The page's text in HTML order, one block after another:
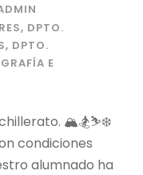
, DPTO.
, DPTO.
E
🏔️🏂⛷️❄️
condiciones
alumnado ha